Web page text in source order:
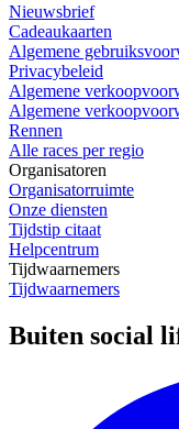
Nieuwsbrief
Cadeaukaarten
Algemene
Privacybeleid
Algemene
Algemene
Rennen
Alle races per regio
Organisatoren
Organisatorruimte
Onze diensten
Tijdstip citaat
Helpcentrum
Tijdwaarnemers
Tijdwaarnemers
Buiten social